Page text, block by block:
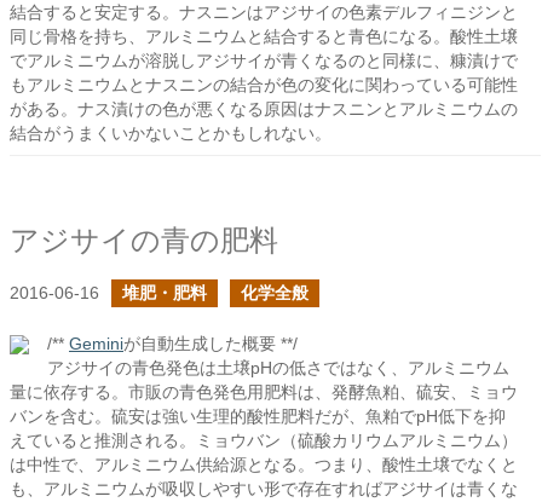
結合すると安定する。ナスニンはアジサイの色素デルフィニジンと
同じ骨格を持ち、アルミニウムと結合すると青色になる。酸性土壌
でアルミニウムが溶脱しアジサイが青くなるのと同様に、糠漬けで
もアルミニウムとナスニンの結合が色の変化に関わっている可能性
がある。ナス漬けの色が悪くなる原因はナスニンとアルミニウムの
結合がうまくいかないことかもしれない。
アジサイの青の肥料
2016-06-16 堆肥・肥料 化学全般
/** Geminiが自動生成した概要 **/
アジサイの青色発色は土壌pHの低さではなく、アルミニウム
量に依存する。市販の青色発色用肥料は、発酵魚粕、硫安、ミョウ
バンを含む。硫安は強い生理的酸性肥料だが、魚粕でpH低下を抑
えていると推測される。ミョウバン（硫酸カリウムアルミニウム）
は中性で、アルミニウム供給源となる。つまり、酸性土壌でなくと
も、アルミニウムが吸収しやすい形で存在すればアジサイは青くな